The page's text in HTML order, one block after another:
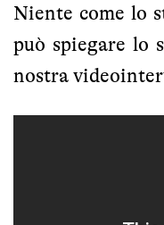
Niente come lo
può spiegare lo
nostra